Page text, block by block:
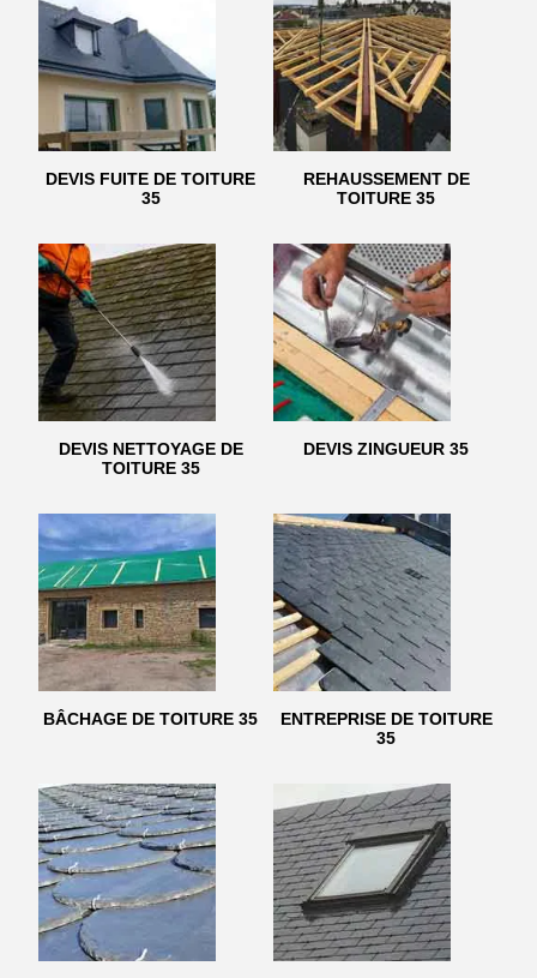
DEVIS FUITE DE TOITURE
35
REHAUSSEMENT DE
TOITURE 35
DEVIS NETTOYAGE DE
TOITURE 35
DEVIS ZINGUEUR 35
BÂCHAGE DE TOITURE 35
ENTREPRISE DE TOITURE
35